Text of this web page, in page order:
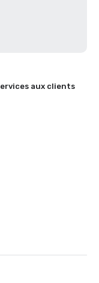
aux clients